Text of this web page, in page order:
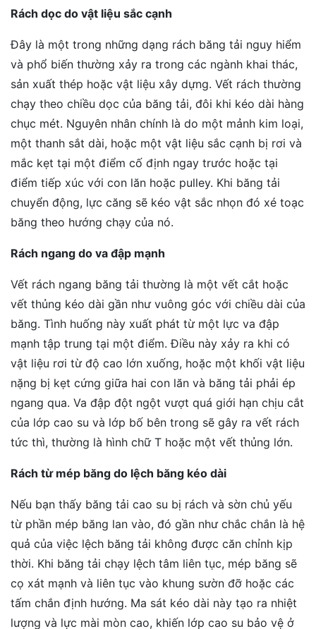
Rách dọc do vật liệu sắc cạnh
Đây là một trong những dạng rách băng tải nguy hiểm
và phổ biến thường xảy ra trong các ngành khai thác,
sản xuất thép hoặc vật liệu xây dựng. Vết rách thường
chạy theo chiều dọc của băng tải, đôi khi kéo dài hàng
chục mét. Nguyên nhân chính là do một mảnh kim loại,
một thanh sắt dài, hoặc một vật liệu sắc cạnh bị rơi và
mắc kẹt tại một điểm cố định ngay trước hoặc tại
điểm tiếp xúc với con lăn hoặc pulley. Khi băng tải
chuyển động, lực căng sẽ kéo vật sắc nhọn đó xé toạc
băng theo hướng chạy của nó.
Rách ngang do va đập mạnh
Vết rách ngang băng tải thường là một vết cắt hoặc
vết thủng kéo dài gần như vuông góc với chiều dài của
băng. Tình huống này xuất phát từ một lực va đập
mạnh tập trung tại một điểm. Điều này xảy ra khi có
vật liệu rơi từ độ cao lớn xuống, hoặc một khối vật liệu
nặng bị kẹt cứng giữa hai con lăn và băng tải phải ép
ngang qua. Va đập đột ngột vượt quá giới hạn chịu cắt
của lớp cao su và lớp bố bên trong sẽ gây ra vết rách
tức thì, thường là hình chữ T hoặc một vết thủng lớn.
Rách từ mép băng do lệch băng kéo dài
Nếu bạn thấy băng tải cao su bị rách và sờn chủ yếu
từ phần mép băng lan vào, đó gần như chắc chắn là hệ
quả của việc lệch băng tải không được căn chỉnh kịp
thời. Khi băng tải chạy lệch tâm liên tục, mép băng sẽ
cọ xát mạnh và liên tục vào khung sườn đỡ hoặc các
tấm chắn định hướng. Ma sát kéo dài này tạo ra nhiệt
lượng và lực mài mòn cao, khiến lớp cao su bảo vệ ở